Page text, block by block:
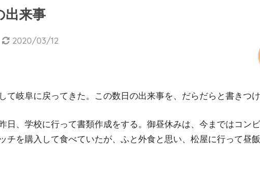
出来事
2020/03/12
て岐阜に戻ってきた。この数日の出来事を、だらだらと書きつけ
日、学校に行って書類作成をする。御昼休みは、今まではコン
チを購入して食べていたが、ふと外食と思い、松屋に行って昼